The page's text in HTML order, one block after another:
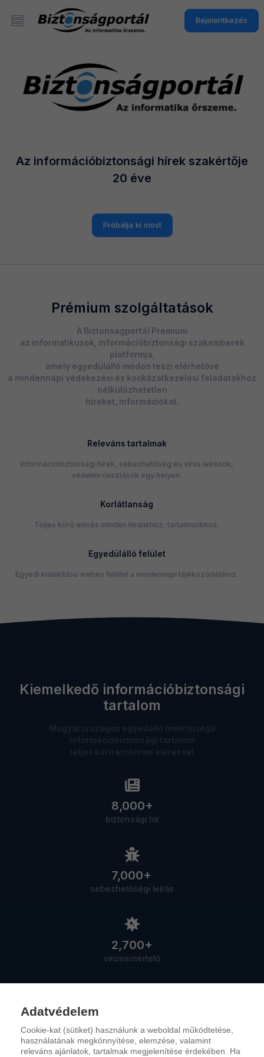
Bejelentkezés
Az információbiztonsági hírek szakértője
20 éve
Próbálja ki most
Prémium szolgáltatások
A Biztonságportál Prémium
az informatikusok, információbiztonsági szakemberek
platformja,
amely egyedülálló módon teszi elérhetővé
a mindennapi védekezési és kockázatkezelési feladatokhoz
nélkülözhetetlen
híreket, információkat.
Releváns tartalmak
Információbiztonsági hírek, sebezhetőség és vírus leírások,
védelmi riasztások egy helyen.
Korlátlanság
Teljes körű elérés minden hírünkhöz, tartalmunkhoz.
Egyedülálló felület
Egyedi kialakítású webes felület a mindennapi tájékozódáshoz.
Kiemelkedő információbiztonsági
tartalom
8,000+
biztonsági hír
7,000+
sebezhetőségi leírás
2,700+
vírusismertető
Szolgáltatások
Adatvédelem
Cookie-kat (sütiket) használunk a weboldal működtetése,
használatának megkönnyítése, elemzése, valamint
releváns ajánlatok, tartalmak megjelenítése érdekében. Ha